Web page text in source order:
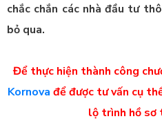
chắc chắn các nhà đầu tư
bỏ qua.
Để thực hiện thành công
Kornova để được tư vấn cụ
lộ trình hồ sơ